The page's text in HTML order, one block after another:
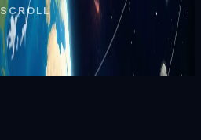
SCROLL